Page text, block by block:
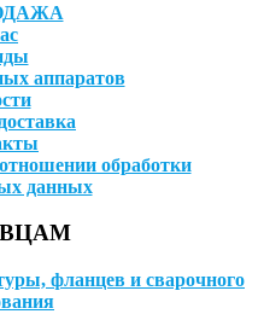
аппаратов
обработки
данных
фланцев и сварочного